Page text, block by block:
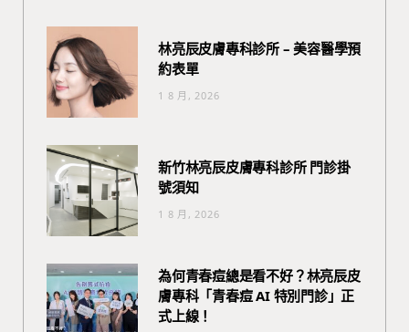
林亮辰皮膚專科診所 – 美容醫學預
約表單
1 8 月, 2026
新竹林亮辰皮膚專科診所 門診掛
號須知
1 8 月, 2026
為何青春痘總是看不好？林亮辰皮
膚專科「青春痘 AI 特別門診」正
式上線！